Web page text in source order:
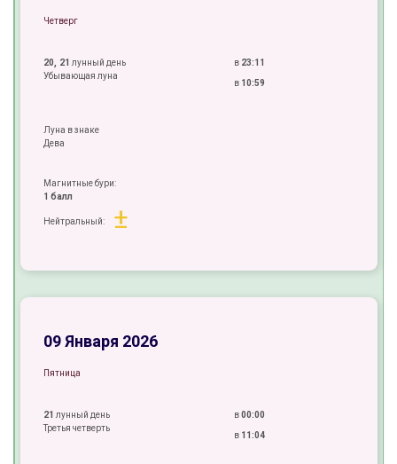
Четверг
20, 21 лунный день
Убывающая луна
в 23:11
в 10:59
Луна в знаке
Дева
Магнитные бури:
1 балл
Нейтральный:
±
±
+
09 Января 2026
Пятница
21 лунный день
Третья четверть
в00:00
в 11:04